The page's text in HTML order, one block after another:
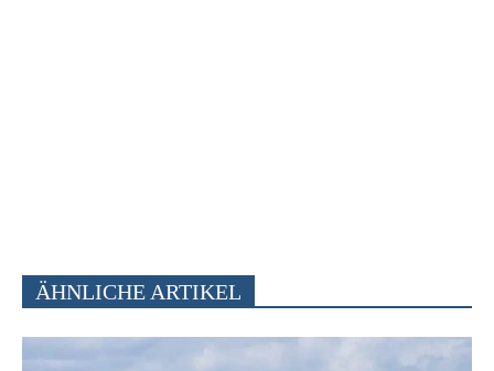
ÄHNLICHE ARTIKEL